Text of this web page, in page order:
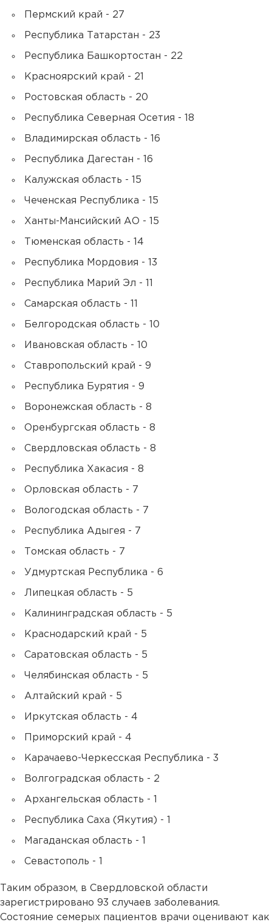
Пермский край - 27
Республика Татарстан - 23
Республика Башкортостан - 22
Красноярский край - 21
Ростовская область - 20
Республика Северная Осетия - 18
Владимирская область - 16
Республика Дагестан - 16
Калужская область - 15
Чеченская Республика - 15
Ханты-Мансийский АО - 15
Тюменская область - 14
Республика Мордовия - 13
Республика Марий Эл - 11
Самарская область - 11
Белгородская область - 10
Ивановская область - 10
Ставропольский край - 9
Республика Бурятия - 9
Воронежская область - 8
Оренбургская область - 8
Свердловская область - 8
Республика Хакасия - 8
Орловская область - 7
Вологодская область - 7
Республика Адыгея - 7
Томская область - 7
Удмуртская Республика - 6
Липецкая область - 5
Калининградская область - 5
Краснодарский край - 5
Саратовская область - 5
Челябинская область - 5
Алтайский край - 5
Иркутская область - 4
Приморский край - 4
Карачаево-Черкесская Республика - 3
Волгоградская область - 2
Архангельская область - 1
Республика Саха (Якутия) - 1
Магаданская область - 1
Севастополь - 1
Таким образом, в Свердловской области
зарегистрировано 93 случаев заболевания.
Состояние семерых пациентов врачи оценивают как